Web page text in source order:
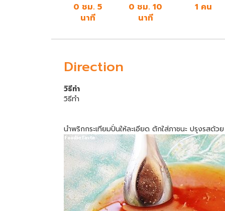
0 ชม. 5
นาที
0 ชม. 10
นาที
1 คน
Direction
วิธีทำ
วิธีทำ
นำพริกกระเทียมปั่นให้ละเอียด ตักใส่ภาชนะ ปรุงรสด้